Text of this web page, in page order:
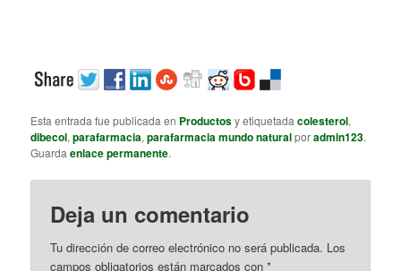
Esta entrada fue publicada en Productosy etiquetadacolesterol,
dibecol,parafarmacia,parafarmacia mundo naturalporadmin123.
Guardaenlace permanente.
Deja un comentario
Tu dirección de correo electrónico no será publicada. Los
campos obligatorios están marcados con*